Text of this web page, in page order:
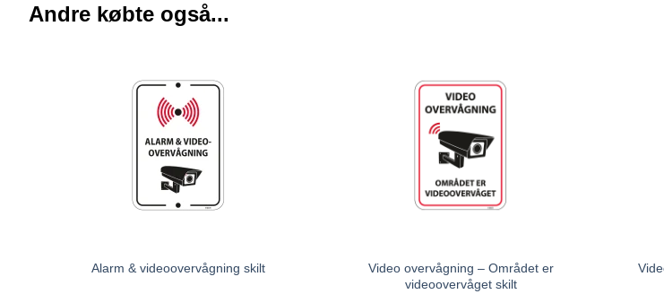
Andre købte også...
Alarm & videoovervågning skilt
Video overvågning – Området er
videoovervåget skilt